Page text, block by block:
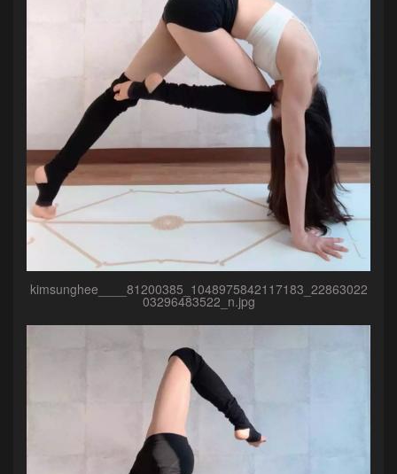
kimsunghee____81200385_1048975842117183_22863022
03296483522_n.jpg